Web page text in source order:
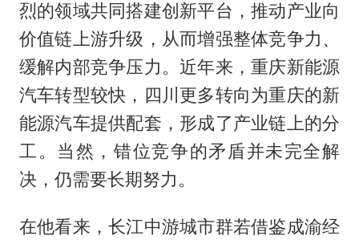
烈的领域共同搭建创新平台，推动产业向
价值链上游升级，从而增强整体竞争力、
缓解内部竞争压力。近年来，重庆新能源
汽车转型较快，四川更多转向为重庆的新
能源汽车提供配套，形成了产业链上的分
工。当然，错位竞争的矛盾并未完全解
决，仍需要长期努力。
在他看来，长江中游城市群若借鉴成渝经